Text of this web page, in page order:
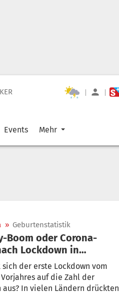
| |
Events Mehr
» Geburtenstatistik
Lockdown in
der erste Lockdown vom
Vorjahres auf die Zahl der
aus? In vielen Ländern drückten